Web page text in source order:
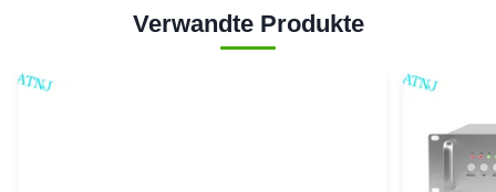
Verwandte Produkte